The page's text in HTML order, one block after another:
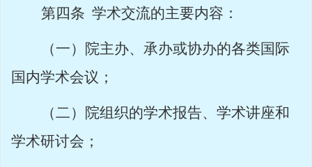
第四条 学术交流的主要内容：
（一）院主办、承办或协办的各类国际
国内学术会议；
（二）院组织的学术报告、学术讲座和
学术研讨会；